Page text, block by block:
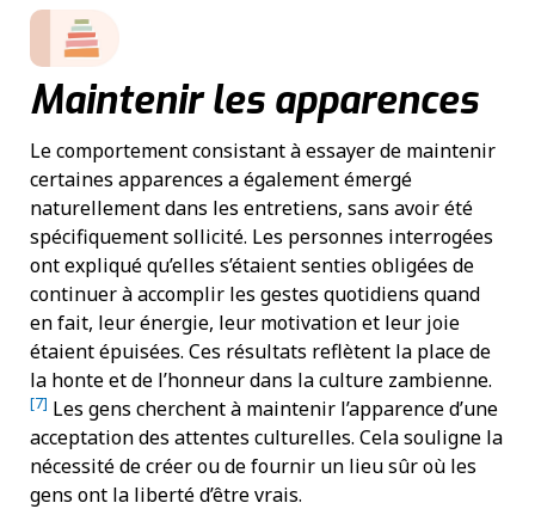
Maintenir les apparences
Le comportement consistant à essayer de maintenir
certaines apparences a également émergé
naturellement dans les entretiens, sans avoir été
spécifiquement sollicité. Les personnes interrogées
ont expliqué qu’elles s’étaient senties obligées de
continuer à accomplir les gestes quotidiens quand
en fait, leur énergie, leur motivation et leur joie
étaient épuisées. Ces résultats reflètent la place de
la honte et de l’honneur dans la culture zambienne.
[7] Les gens cherchent à maintenir l’apparence d’une
acceptation des attentes culturelles. Cela souligne la
nécessité de créer ou de fournir un lieu sûr où les
gens ont la liberté d’être vrais.